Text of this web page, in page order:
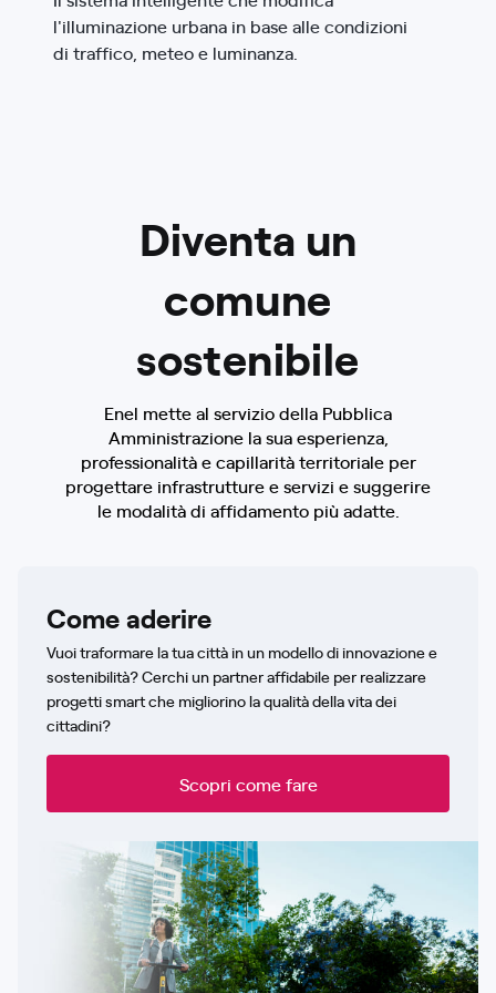
l'illuminazione urbana in base alle condizioni
di traffico, meteo e luminanza.
Diventa un
comune
sostenibile
Enel mette al servizio della Pubblica
Amministrazione la sua esperienza,
professionalità e capillarità territoriale per
progettare infrastrutture e servizi e suggerire
le modalità di affidamento più adatte.
Come aderire
Vuoi traformare la tua città in un modello di innovazione e
sostenibilità? Cerchi un partner affidabile per realizzare
progetti smart che migliorino la qualità della vita dei
cittadini?
Scopri come fare